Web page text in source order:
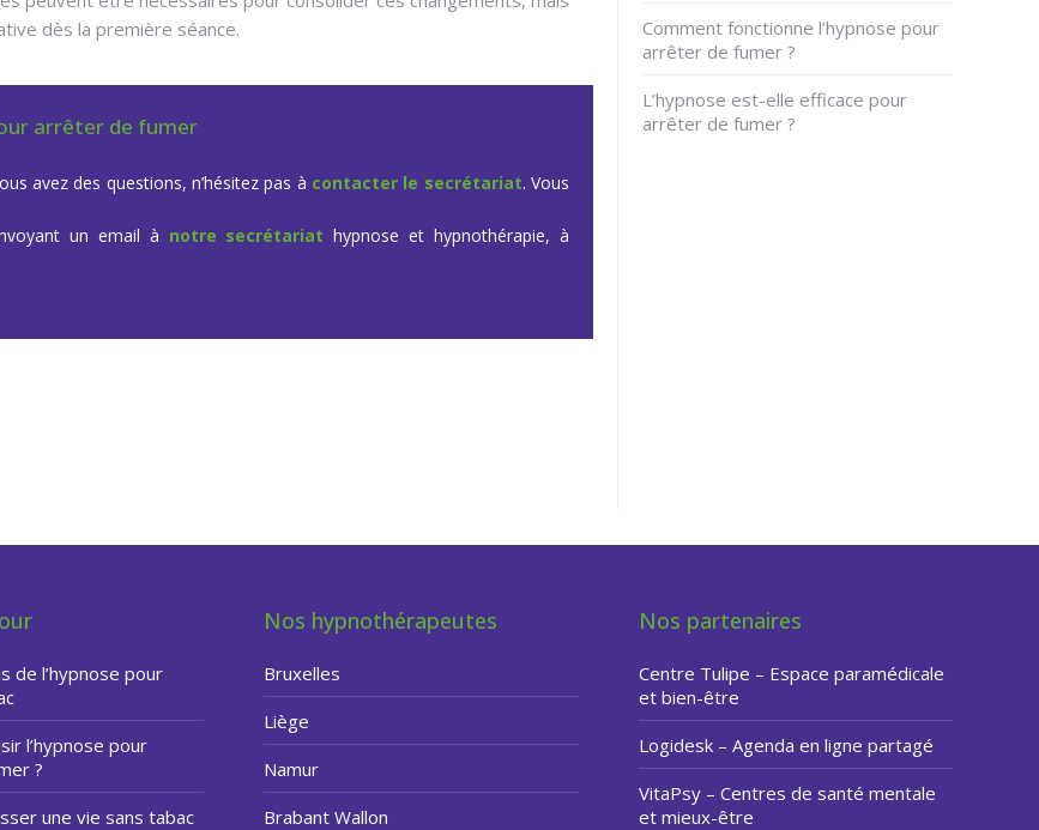
dès la première séance.
arrêter de fumer
avez des questions, n’hésitez pas à contacter le secrétariat. Vous
un email à notre secrétariat hypnose et hypnothérapie, à
Comment fonctionne l’hypnose pour
arrêter de fumer ?
L’hypnose est-elle efficace pour
arrêter de fumer ?
de l’hypnose pour
l’hypnose pour
?
une vie sans tabac
Nos hypnothérapeutes
Bruxelles
Liège
Namur
Brabant Wallon
Nos partenaires
Centre Tulipe – Espace paramédicale
et bien-être
Logidesk – Agenda en ligne partagé
VitaPsy – Centres de santé mentale
et mieux-être